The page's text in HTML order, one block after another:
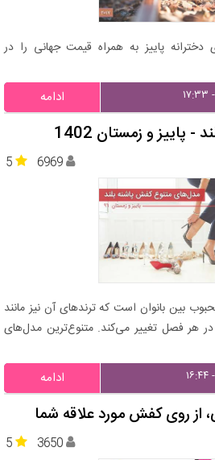
پاییز به همراه قیمت جهانی را در
ادامه
پاییز و زمستان 1402
5 6969
بین بانوان است که ترندهای آن نیز مانند
هر فصل تغییر می‌کند. متنوع‌ترین مدل‌های
ادامه
روی کفش مورد علاقه شما
5 3650